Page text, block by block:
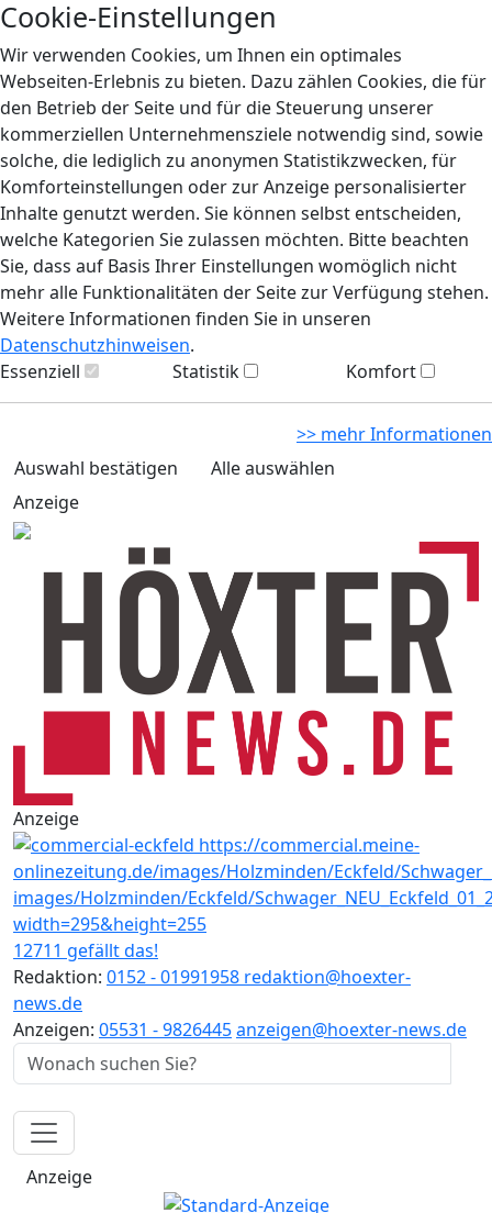
Cookie-Einstellungen
Wir verwenden Cookies, um Ihnen ein optimales
Webseiten-Erlebnis zu bieten. Dazu zählen Cookies, die für
den Betrieb der Seite und für die Steuerung unserer
kommerziellen Unternehmensziele notwendig sind, sowie
solche, die lediglich zu anonymen Statistikzwecken, für
Komforteinstellungen oder zur Anzeige personalisierter
Inhalte genutzt werden. Sie können selbst entscheiden,
welche Kategorien Sie zulassen möchten. Bitte beachten
Sie, dass auf Basis Ihrer Einstellungen womöglich nicht
mehr alle Funktionalitäten der Seite zur Verfügung stehen.
Weitere Informationen finden Sie in unseren
Datenschutzhinweisen.
Essenziell
Statistik Komfort
>> mehr Informationen
Auswahl bestätigen
Alle auswählen
Anzeige
Anzeige
12711 gefällt das!
Redaktion: 0152 - 01991958 redaktion@hoexter-
news.de
Anzeigen: 05531 - 9826445anzeigen@hoexter-news.de
Anzeige